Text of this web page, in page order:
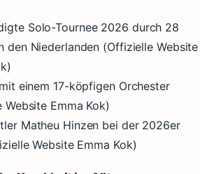
Solo-Tournee 2026 durch 28
den Niederlanden (Offizielle Website
einem 17-köpfigen Orchester
Website Emma Kok)
Matheu Hinzen bei der 2026er
Website Emma Kok)